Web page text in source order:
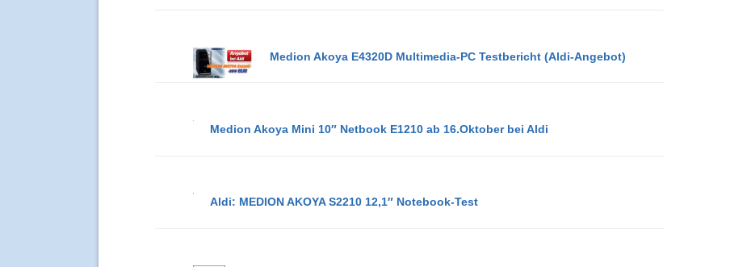
Medion Akoya E4320D Multimedia-PC Testbericht (Aldi-Angebot)
Medion Akoya Mini 10″ Netbook E1210 ab 16.Oktober bei Aldi
Aldi: MEDION AKOYA S2210 12,1″ Notebook-Test